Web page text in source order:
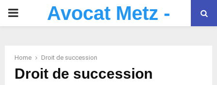
PRIMARYAvocat Metz -
Gonzales
Home Droit de succession
Droit de succession